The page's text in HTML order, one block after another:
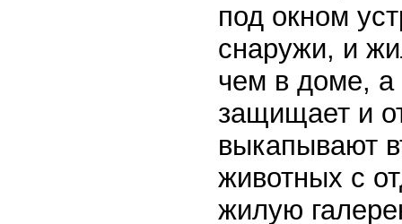
под окном
снаружи, и
чем в доме, а
защищает и
выкапывают
животных с
жилую